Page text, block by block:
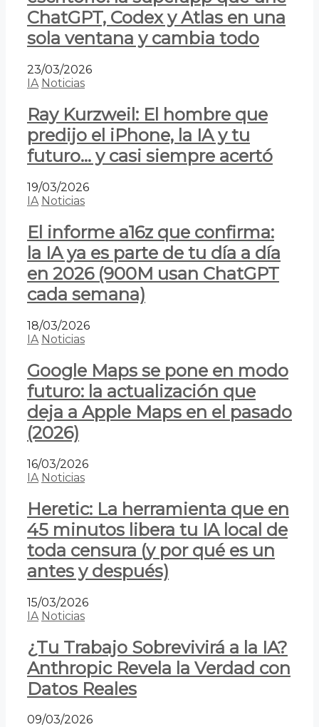
ChatGPT, Codex y Atlas en una
sola ventana y cambia todo
23/03/2026
IA Noticias
Ray Kurzweil: El hombre que
predijo el iPhone, la IA y tu
futuro… y casi siempre acertó
19/03/2026
IA Noticias
El informe a16z que confirma:
la IA ya es parte de tu día a día
en 2026 (900M usan ChatGPT
cada semana)
18/03/2026
IA Noticias
Google Maps se pone en modo
futuro: la actualización que
deja a Apple Maps en el pasado
(2026)
16/03/2026
IA Noticias
Heretic: La herramienta que en
45 minutos libera tu IA local de
toda censura (y por qué es un
antes y después)
15/03/2026
IA Noticias
¿Tu Trabajo Sobrevivirá a la IA?
Anthropic Revela la Verdad con
Datos Reales
09/03/2026